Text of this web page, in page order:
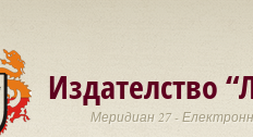
Издателство
Меридиан 27 -